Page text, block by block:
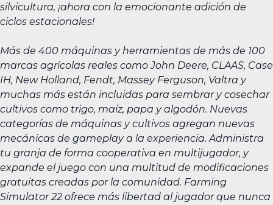
silvicultura, ¡ahora con la emocionante adición de
ciclos estacionales!
Más de 400 máquinas y herramientas de más de 100
marcas agrícolas reales como John Deere, CLAAS, Case
IH, New Holland, Fendt, Massey Ferguson, Valtra y
muchas más están incluidas para sembrar y cosechar
cultivos como trigo, maíz, papa y algodón. Nuevas
categorías de máquinas y cultivos agregan nuevas
mecánicas de gameplay a la experiencia. Administra
tu granja de forma cooperativa en multijugador, y
expande el juego con una multitud de modificaciones
gratuitas creadas por la comunidad. Farming
Simulator 22 ofrece más libertad al jugador que nunca